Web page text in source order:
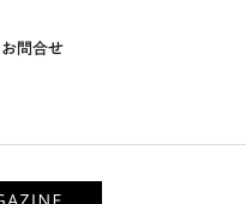
お問合せ